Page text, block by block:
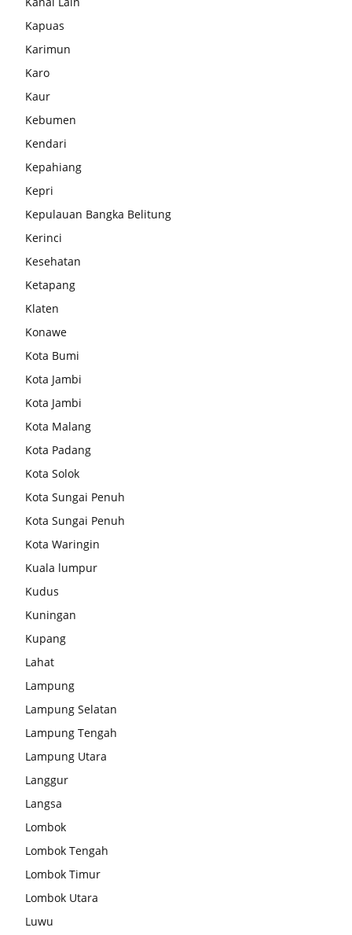
Kapuas
Karimun
Karo
Kaur
Kebumen
Kendari
Kepahiang
Kepri
Kepulauan Bangka Belitung
Kerinci
Kesehatan
Ketapang
Klaten
Konawe
Kota Bumi
Kota Jambi
Kota Jambi
Kota Malang
Kota Padang
Kota Solok
Kota Sungai Penuh
Kota Sungai Penuh
Kota Waringin
Kuala lumpur
Kudus
Kuningan
Kupang
Lahat
Lampung
Lampung Selatan
Lampung Tengah
Lampung Utara
Langgur
Langsa
Lombok
Lombok Tengah
Lombok Timur
Lombok Utara
Luwu